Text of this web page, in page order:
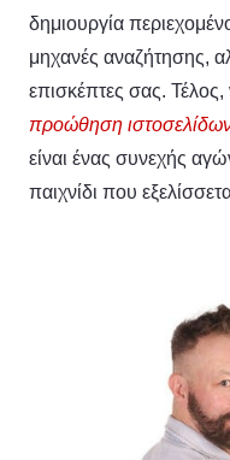
δημιουργία
μηχανές αναζήτησης,
επισκέπτες σας.
προώθηση
είναι ένας συνεχής
παιχνίδι που